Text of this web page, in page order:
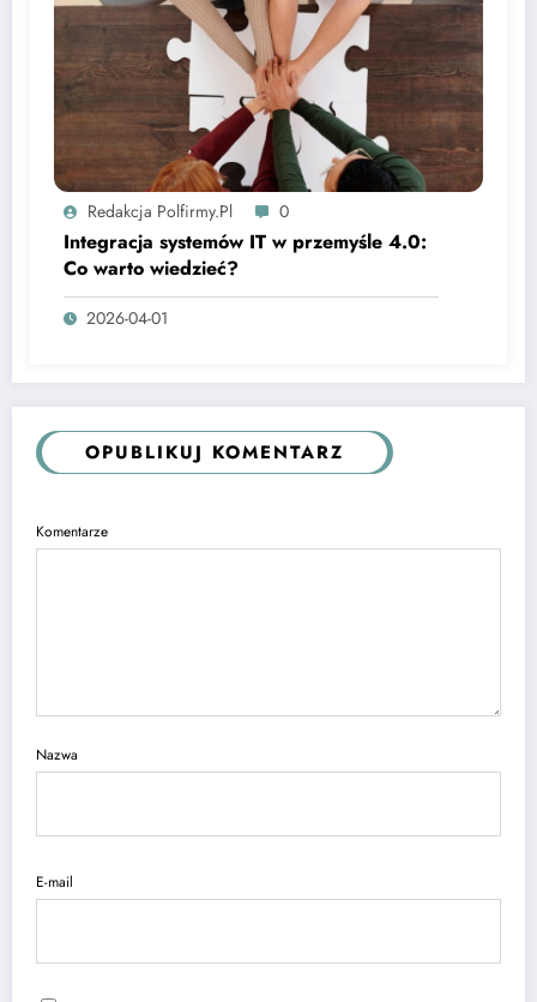
Redakcja Polfirmy.pl 0
Integracja systemów IT w przemyśle 4.0:
Co warto wiedzieć?
2026-04-01
OPUBLIKUJ KOMENTARZ
Komentarze
Nazwa
E-mail